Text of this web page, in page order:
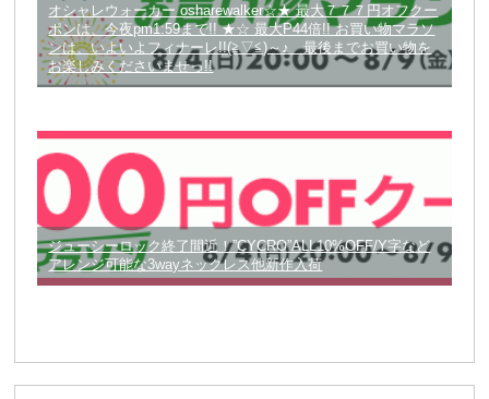
オシャレウォーカー osharewalker☆★ 最大７７７円オフクー
ポンは、今夜pm1:59まで!! ★☆ 最大P44倍!! お買い物マラソ
ンは、いよいよフィナーレ!!(≧▽≦)～♪ 最後までお買い物を
お楽しみくださいませっ!!
ジューシーロック終了間近！”CYCRO”ALL10%OFF/Y字など
アレンジ可能な3wayネックレス他新作入荷